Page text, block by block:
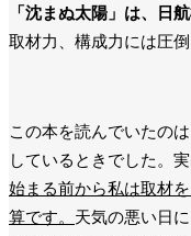
「沈まぬ太陽」は、日
取材力、構成力には圧倒
この本を読んでいたのは
しているときでした。
始まる前から私は取材
算です。 天気の悪い日